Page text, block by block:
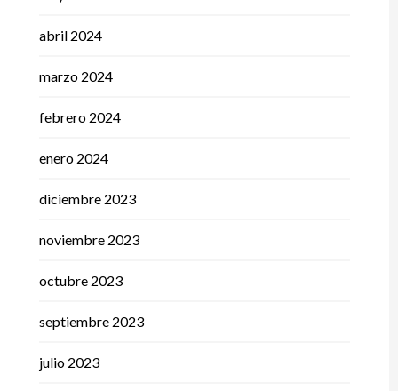
abril 2024
marzo 2024
febrero 2024
enero 2024
diciembre 2023
noviembre 2023
octubre 2023
septiembre 2023
julio 2023